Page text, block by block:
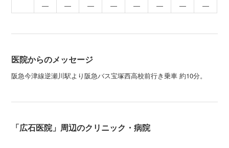
―
― ― ― ― ― ― ―
医院からのメッセージ
阪急今津線逆瀬川駅より阪急バス宝塚西高校前行き乗車 約10分。
「広石医院」周辺のクリニック・病院